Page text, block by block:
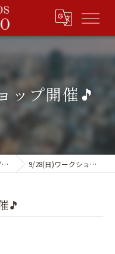
ップ開催🎵
9/28(日)ワークショップ開催🎵
🎵